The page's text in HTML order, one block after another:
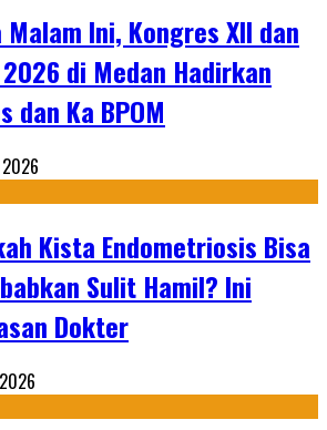
Malam Ini, Kongres XII dan
2026 di Medan Hadirkan
dan Ka BPOM
Kista Endometriosis Bisa
Sulit Hamil? Ini
Dokter